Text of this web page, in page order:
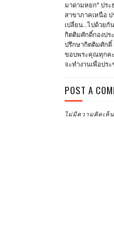
มาดามหยก" ปร
สาขาภาคเหนือ ป
เปลี่ยน...ไปด้วย
กิตติมศักดิ์กองปร
ปรึกษากิตติมศักดิ์
ขอบพระคุณทุกคะ
จะทำงานเพื่อปร
POST A
ไม่มีความคิดเห็น